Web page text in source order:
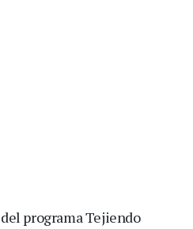
programa Tejiendo